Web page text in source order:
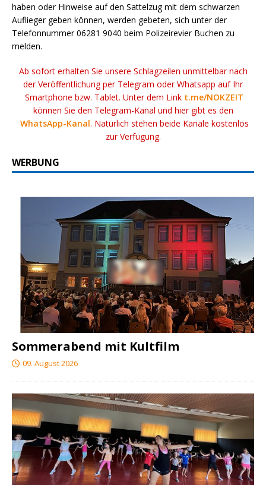
haben oder Hinweise auf den Sattelzug mit dem schwarzen
Auflieger geben können, werden gebeten, sich unter der
Telefonnummer 06281 9040 beim Polizeirevier Buchen zu
melden.
Ab sofort erhalten Sie unsere Schlagzeilen unmittelbar nach
der Veröffentlichung per Telegram oder Whatsapp auf Ihr
Smartphone bzw. Tablet. Unter dem Link t.me/NOKZEIT
können Sie den Telegram-Kanal und hier gibt es den
WhatsApp-Kanal. Natürlich stehen beide Kanäle kostenlos
zur Verfügung.
WERBUNG
Sommerabend mit Kultfilm
09. August 2026